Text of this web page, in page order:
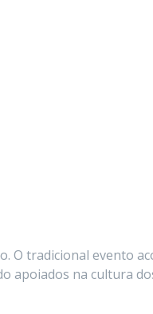
O tradicional evento
apoiados na cultura